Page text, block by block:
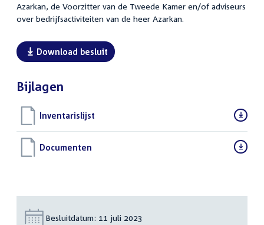
Azarkan, de Voorzitter van de Tweede Kamer en/of adviseurs
over bedrijfsactiviteiten van de heer Azarkan.
Download besluit
Bijlagen
Download
Inventarislijst
Download
Documenten
Besluitdatum: 11 juli 2023